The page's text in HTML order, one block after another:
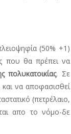
(50% +1)
που θα πρέπει να
. Σε
να αποφασισθεί
(πετρέλαιο,
απο το νόμο-δε